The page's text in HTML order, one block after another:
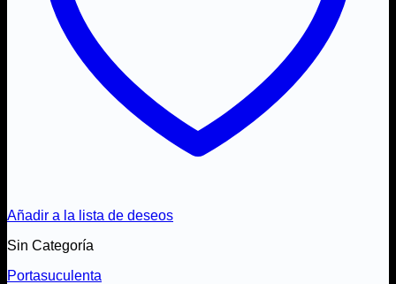
Añadir a la lista de deseos
Sin Categoría
Portasuculenta